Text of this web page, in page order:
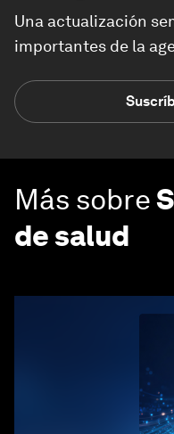
Una actualización
importantes de la
Más sobre
de salud